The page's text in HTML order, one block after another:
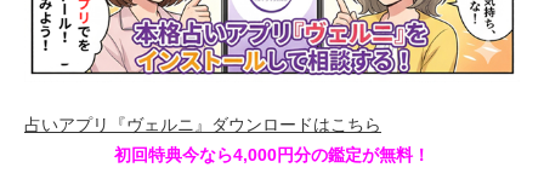
占いアプリ『ヴェルニ』ダウンロードはこちら
初回特典今なら4,000円分の鑑定が無料！